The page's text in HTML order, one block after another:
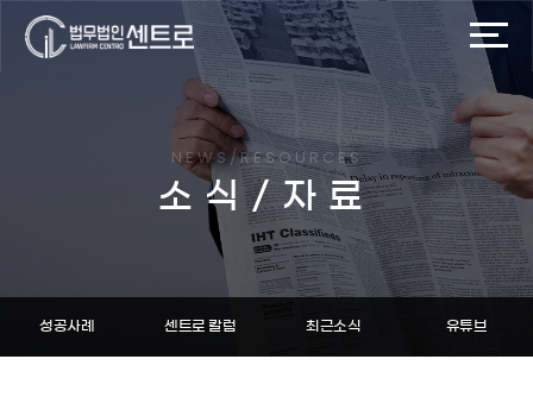
NEWS/RESOURCES
소식/자료
성공사례 센트로 칼럼 최근소식 유튜브